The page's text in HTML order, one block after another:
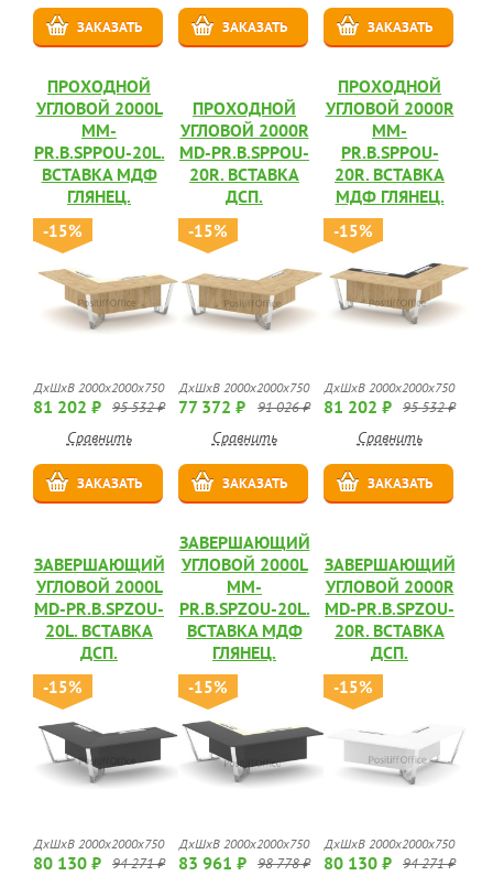
ЗАКАЗАТЬ ЗАКАЗАТЬ ЗАКАЗАТЬ
ПРОХОДНОЙ
УГЛОВОЙ 2000L
MM-
PR.B.SPPOU-20L.
ВСТАВКА МДФ
ГЛЯНЕЦ.
-15%
ДхШхВ 2000х2000х750
81 202 ₽ 95 532 ₽
Сравнить
ЗАКАЗАТЬ
ПРОХОДНОЙ
УГЛОВОЙ 2000R
MD-PR.B.SPPOU-
20R. ВСТАВКА
ДСП.
-15%
ДхШхВ 2000х2000х750
77 372 ₽ 91 026 ₽
Сравнить
ЗАКАЗАТЬ
ПРОХОДНОЙ
УГЛОВОЙ 2000R
MM-
PR.B.SPPOU-
20R. ВСТАВКА
МДФ ГЛЯНЕЦ.
-15%
ДхШхВ 2000х2000х750
81 202 ₽ 95 532 ₽
Сравнить
ЗАКАЗАТЬ
ЗАВЕРШАЮЩИЙ
УГЛОВОЙ 2000L
MD-PR.B.SPZOU-
20L. ВСТАВКА
ДСП.
-15%
ДхШхВ 2000х2000х750
80 130 ₽ 94 271 ₽
ЗАВЕРШАЮЩИЙ
УГЛОВОЙ 2000L
MM-
PR.B.SPZOU-20L.
ВСТАВКА МДФ
ГЛЯНЕЦ.
-15%
ДхШхВ 2000х2000х750
83 961 ₽ 98 778 ₽
ЗАВЕРШАЮЩИЙ
УГЛОВОЙ 2000R
MD-PR.B.SPZOU-
20R. ВСТАВКА
ДСП.
-15%
ДхШхВ 2000х2000х750
80 130 ₽ 94 271 ₽